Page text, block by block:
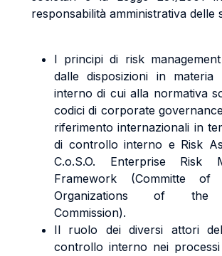
responsabilità amministrativa delle
I principi di risk
dalle disposizioni in materia
interno di cui alla normativa
codici di corporate
riferimento internazionali in
di controllo interno e Risk
C.o.S.O. Enterprise Risk
Framework (Committe of
Organizations of the
Commission).
Il ruolo dei diversi attori
controllo interno nei processi